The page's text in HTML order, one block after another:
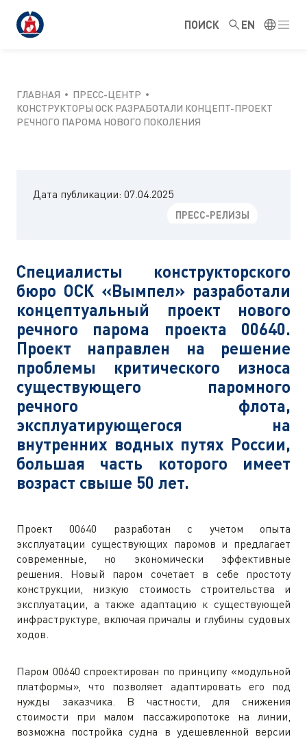
ПОИСК EN
ГЛАВНАЯ
ПРЕСС-ЦЕНТР
КОНСТРУКТОРЫ ОСК РАЗРАБОТАЛИ КОНЦЕПТ-ПРОЕКТ
РЕЧНОГО ПАРОМА НОВОГО ПОКОЛЕНИЯ
Дата публикации: 07.04.2025
ПРЕСС-РЕЛИЗЫ
Специалисты конструкторского
бюро ОСК «Вымпел» разработали
концептуальный проект нового
речного парома проекта 00640.
Проект направлен на решение
проблемы критического износа
существующего паромного
речного флота,
эксплуатирующегося на
внутренних водных путях России,
большая часть которого имеет
возраст свыше 50 лет.
Проект 00640 разработан с учетом опыта
эксплуатации существующих паромов и предлагает
современные, но экономически эффективные
решения. Новый паром сочетает в себе простоту
конструкции, низкую стоимость строительства и
эксплуатации, а также адаптацию к существующей
инфраструктуре, включая причалы и глубины судовых
ходов.
Паром 00640 спроектирован по принципу «модульной
платформы», что позволяет адаптировать его под
нужды заказчика. В частности, для снижения
стоимости при малом пассажиропотоке на линии,
возможна постройка судна в удешевленной версии